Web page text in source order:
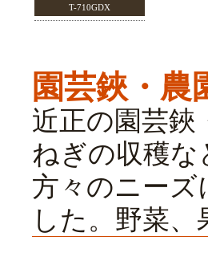
T-710GDX
園芸鋏・農
近正の園芸鋏
ねぎの収穫な
方々のニー
した。野菜